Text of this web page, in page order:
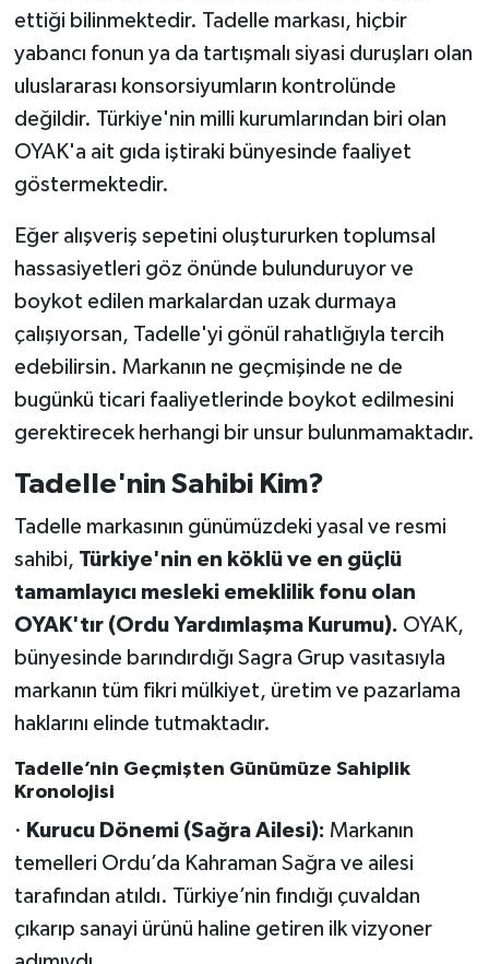
ettiği bilinmektedir. Tadelle markası, hiçbir
yabancı fonun ya da tartışmalı siyasi duruşları olan
uluslararası konsorsiyumların kontrolünde
değildir. Türkiye'nin milli kurumlarından biri olan
OYAK'a ait gıda iştiraki bünyesinde faaliyet
göstermektedir.
Eğer alışveriş sepetini oluştururken toplumsal
hassasiyetleri göz önünde bulunduruyor ve
boykot edilen markalardan uzak durmaya
çalışıyorsan, Tadelle'yi gönül rahatlığıyla tercih
edebilirsin. Markanın ne geçmişinde ne de
bugünkü ticari faaliyetlerinde boykot edilmesini
gerektirecek herhangi bir unsur bulunmamaktadır.
Tadelle'nin Sahibi Kim?
Tadelle markasının günümüzdeki yasal ve resmi
sahibi, Türkiye'nin en köklü ve en güçlü
tamamlayıcı mesleki emeklilik fonu olan
OYAK'tır (Ordu Yardımlaşma Kurumu). OYAK,
bünyesinde barındırdığı Sagra Grup vasıtasıyla
markanın tüm fikri mülkiyet, üretim ve pazarlama
haklarını elinde tutmaktadır.
Tadelle’nin Geçmişten Günümüze Sahiplik
Kronolojisi
· Kurucu Dönemi (Sağra Ailesi): Markanın
temelleri Ordu’da Kahraman Sağra ve ailesi
tarafından atıldı. Türkiye’nin fındığı çuvaldan
çıkarıp sanayi ürünü haline getiren ilk vizyoner